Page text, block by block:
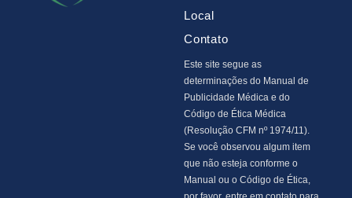
Local
Contato
Este site segue as
determinações do Manual de
Publicidade Médica e do
Código de Ética Médica
(Resolução CFM nº 1974/11).
Se você observou algum item
que não esteja conforme o
Manual ou o Código de Ética,